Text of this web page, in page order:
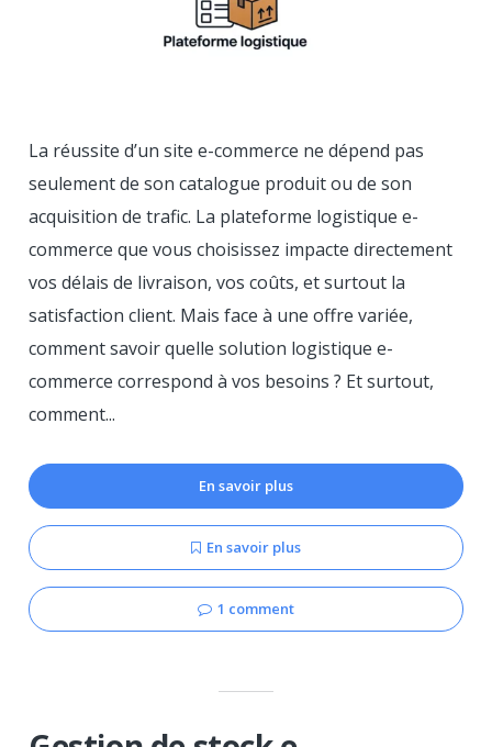
La réussite d’un site e-commerce ne dépend pas
seulement de son catalogue produit ou de son
acquisition de trafic. La plateforme logistique e-
commerce que vous choisissez impacte directement
vos délais de livraison, vos coûts, et surtout la
satisfaction client. Mais face à une offre variée,
comment savoir quelle solution logistique e-
commerce correspond à vos besoins ? Et surtout,
comment...
En savoir plus
En savoir plus
1 comment